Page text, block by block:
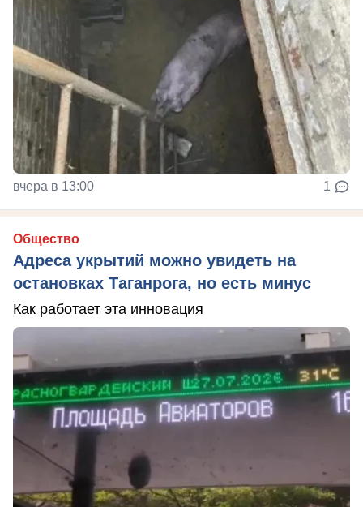
вчера в 13:00 1
Общество
Адреса укрытий можно увидеть на
остановках Таганрога, но есть минус
Как работает эта инновация